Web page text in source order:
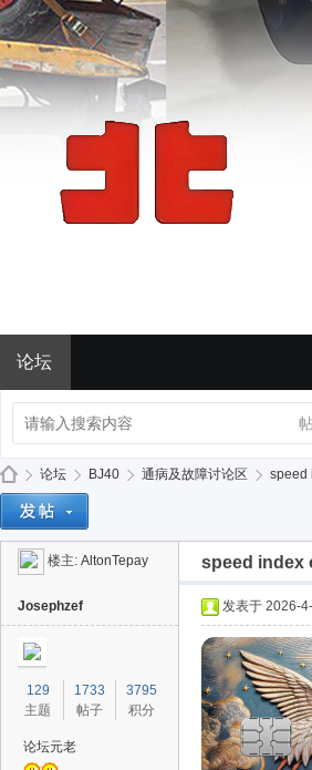
论坛
»
论坛
›
BJ40
›
通病及故障讨论区
›
speed
楼主: AltonTepay speed index
Josephzef
129
主题
1733
帖子
3795
积分
论坛元老
发表于 2026-